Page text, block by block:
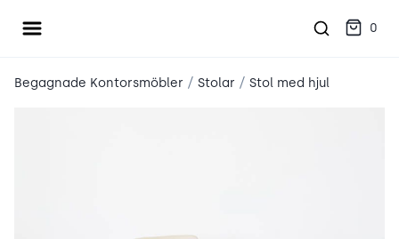
Öppna meny 0
Begagnade Kontorsmöbler / Stolar / Stol med hjul